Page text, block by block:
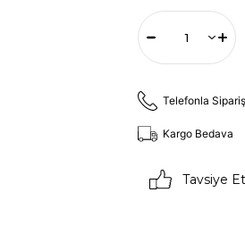
Telefonla Sipariş
Kargo Bedava
Tavsiye Et